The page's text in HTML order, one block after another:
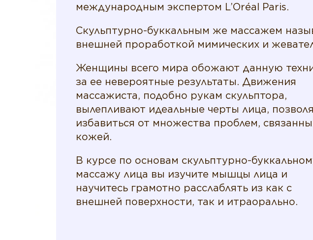
международным экспертом L’Oréal Paris.
Скульптурно-буккальным же массажем
внешней проработкой мимических и
Женщины всего мира обожают данную
за ее невероятные результаты. Движения
массажиста, подобно рукам скульптора,
вылепливают идеальные черты лица,
избавиться от множества проблем,
кожей.
В курсе по основам скульптурно-
массажу лица вы изучите мышцы лица и
научитесь грамотно расслаблять из как с
внешней поверхности, так и итраорально.